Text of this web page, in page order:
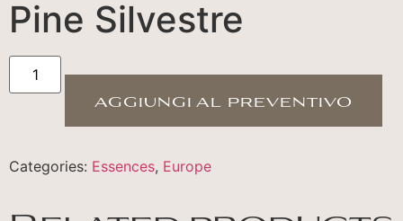
Pine Silvestre
aggiungi al preventivo
Categories: Essences, Europe